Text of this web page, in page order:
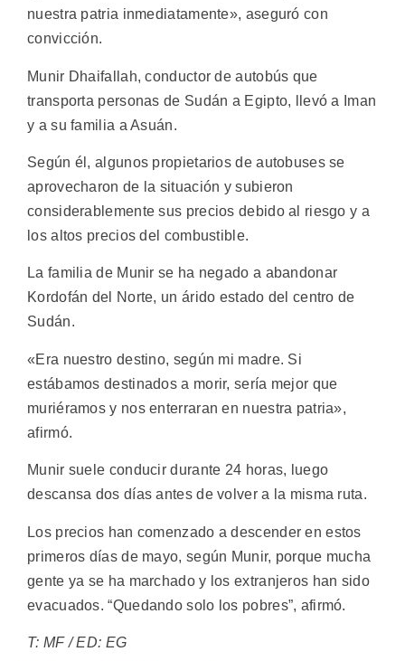
nuestra patria inmediatamente», aseguró con
convicción.
Munir Dhaifallah, conductor de autobús que
transporta personas de Sudán a Egipto, llevó a Iman
y a su familia a Asuán.
Según él, algunos propietarios de autobuses se
aprovecharon de la situación y subieron
considerablemente sus precios debido al riesgo y a
los altos precios del combustible.
La familia de Munir se ha negado a abandonar
Kordofán del Norte, un árido estado del centro de
Sudán.
«Era nuestro destino, según mi madre. Si
estábamos destinados a morir, sería mejor que
muriéramos y nos enterraran en nuestra patria»,
afirmó.
Munir suele conducir durante 24 horas, luego
descansa dos días antes de volver a la misma ruta.
Los precios han comenzado a descender en estos
primeros días de mayo, según Munir, porque mucha
gente ya se ha marchado y los extranjeros han sido
evacuados. “Quedando solo los pobres”, afirmó.
T: MF / ED: EG